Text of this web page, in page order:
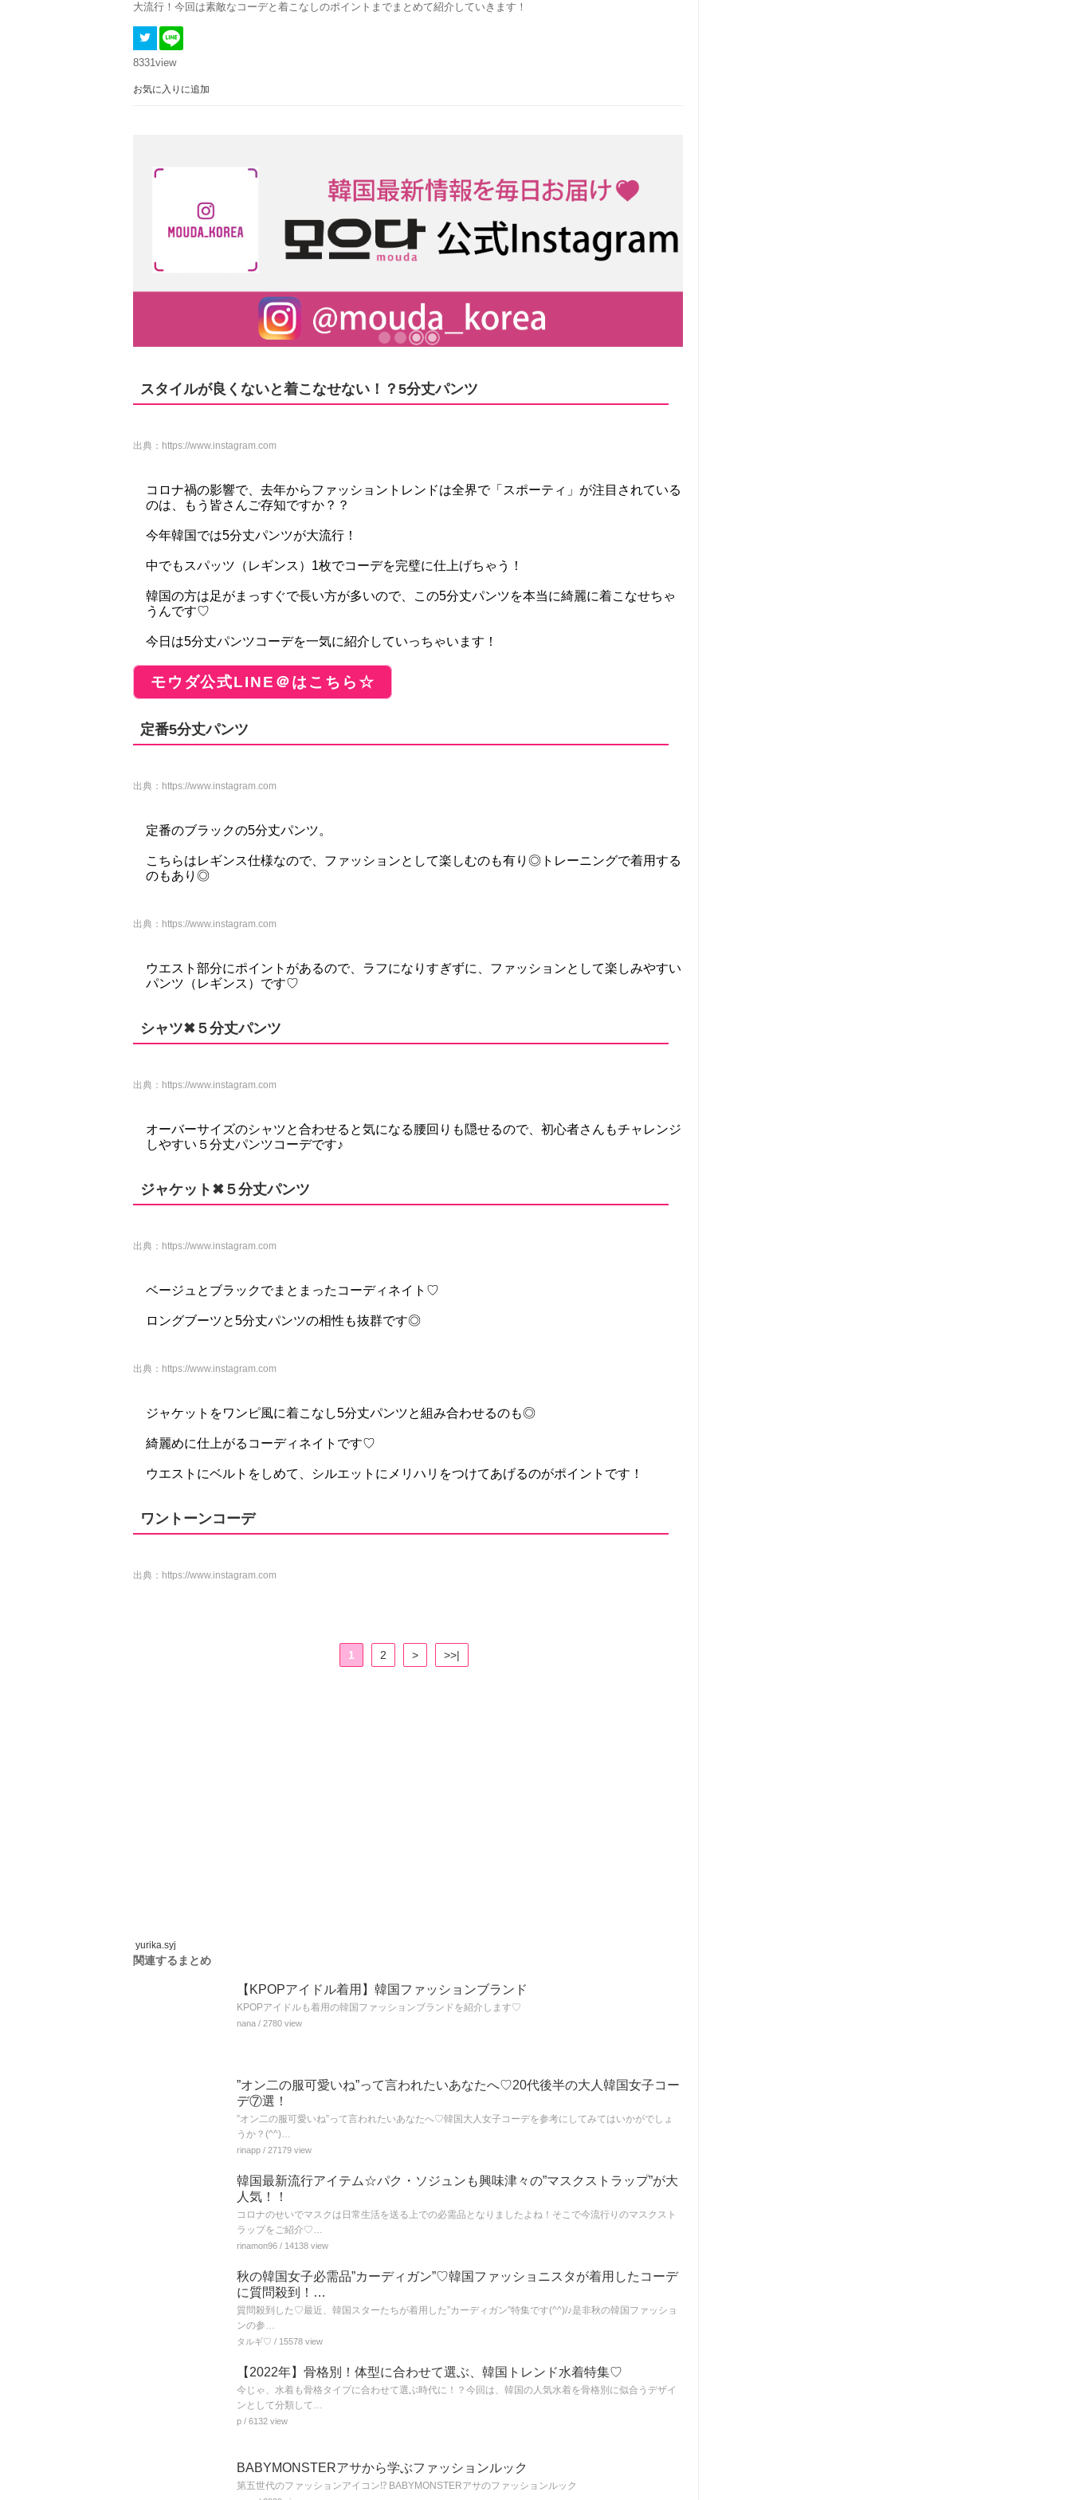
大流行！今回は素敵なコーデと着こなしのポイントまでまとめて紹介していきます！
8331view
お気に入りに追加
スタイルが良くないと着こなせない！？5分丈パンツ
出典： https://www.instagram.com
コロナ禍の影響で、去年からファッショントレンドは全界で「スポーティ」が注目されている
のは、もう皆さんご存知ですか？？
今年韓国では5分丈パンツが大流行！
中でもスパッツ（レギンス）1枚でコーデを完璧に仕上げちゃう！
韓国の方は足がまっすぐで長い方が多いので、この5分丈パンツを本当に綺麗に着こなせちゃ
うんです♡
今日は5分丈パンツコーデを一気に紹介していっちゃいます！
モウダ公式LINE＠はこちら☆
定番5分丈パンツ
出典： https://www.instagram.com
定番のブラックの5分丈パンツ。
こちらはレギンス仕様なので、ファッションとして楽しむのも有り◎トレーニングで着用する
のもあり◎
出典： https://www.instagram.com
ウエスト部分にポイントがあるので、ラフになりすぎずに、ファッションとして楽しみやすい
パンツ（レギンス）です♡
シャツ✖︎５分丈パンツ
出典： https://www.instagram.com
オーバーサイズのシャツと合わせると気になる腰回りも隠せるので、初心者さんもチャレンジ
しやすい５分丈パンツコーデです♪
ジャケット✖︎５分丈パンツ
出典： https://www.instagram.com
ベージュとブラックでまとまったコーディネイト♡
ロングブーツと5分丈パンツの相性も抜群です◎
出典： https://www.instagram.com
ジャケットをワンピ風に着こなし5分丈パンツと組み合わせるのも◎
綺麗めに仕上がるコーディネイトです♡
ウエストにベルトをしめて、シルエットにメリハリをつけてあげるのがポイントです！
ワントーンコーデ
出典： https://www.instagram.com
1 2 > >>|
yurika.syj
関連するまとめ
【KPOPアイドル着用】韓国ファッションブランド
KPOPアイドルも着用の韓国ファッションブランドを紹介します♡
nana / 2780 view
”オン二の服可愛いね”って言われたいあなたへ♡20代後半の大人韓国女子コー
デ⑦選！
”オン二の服可愛いね”って言われたいあなたへ♡韓国大人女子コーデを参考にしてみてはいかがでしょ
うか？(^^)…
rinapp / 27179 view
韓国最新流行アイテム☆パク・ソジュンも興味津々の”マスクストラップ”が大
人気！！
コロナのせいでマスクは日常生活を送る上での必需品となりましたよね！そこで今流行りのマスクスト
ラップをご紹介♡…
rinamon96 / 14138 view
秋の韓国女子必需品”カーディガン”♡韓国ファッショニスタが着用したコーデ
に質問殺到！…
質問殺到した♡最近、韓国スターたちが着用した”カーディガン”特集です(^^)/♪是非秋の韓国ファッショ
ンの参…
タルギ♡ / 15578 view
【2022年】骨格別！体型に合わせて選ぶ、韓国トレンド水着特集♡
今じゃ、水着も骨格タイプに合わせて選ぶ時代に！？今回は、韓国の人気水着を骨格別に似合うデザイ
ンとして分類して…
p / 6132 view
BABYMONSTERアサから学ぶファッションルック
第五世代のファッションアイコン⁉ BABYMONSTERアサのファッションルック